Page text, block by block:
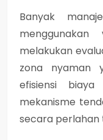
Banyak
melakukan
zona nyaman
efisiensi
mekanisme
secara perlahan